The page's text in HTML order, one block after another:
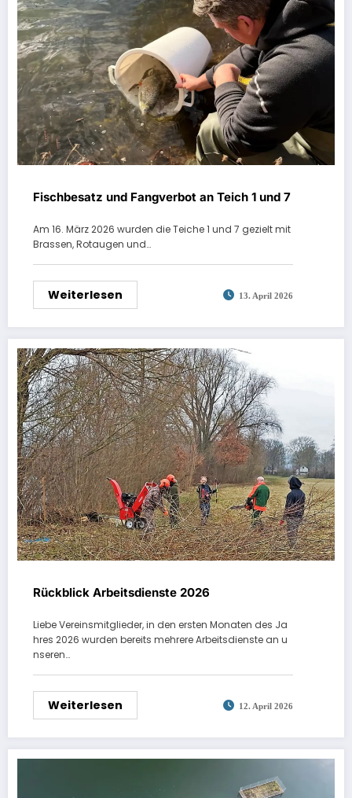
Fischbesatz und Fangverbot an Teich 1 und 7
Am 16. März 2026 wurden die Teiche 1 und 7 gezielt mit
Brassen, Rotaugen und…
Weiterlesen 13. April 2026
Rückblick Arbeitsdienste 2026
Liebe Vereinsmitglieder, in den ersten Monaten des Ja
hres 2026 wurden bereits mehrere Arbeitsdienste an u
nseren…
Weiterlesen 12. April 2026